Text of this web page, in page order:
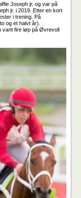
Joseph jr. og var på
jr. i 2019. Etter en kort
i trening. På
og et halvt år).
vant fire løp på Øvrevoll